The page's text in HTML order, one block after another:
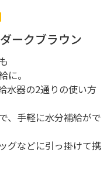
ークブラウン
に。
水器の2通りの使い方
、手軽に水分補給がで
グなどに引っ掛けて携